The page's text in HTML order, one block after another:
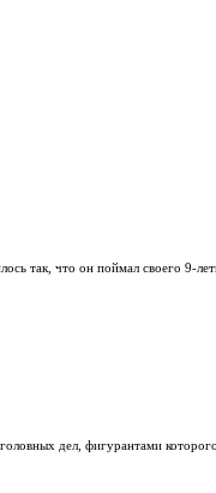
так, что он поймал своего 9-
дел, фигурантами